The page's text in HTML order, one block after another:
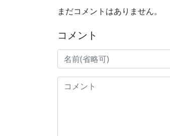
まだコメントはありません。
コメント